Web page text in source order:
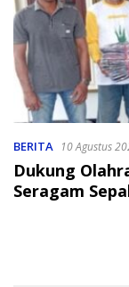
BERITA 10 Agustus
Dukung
Seragam